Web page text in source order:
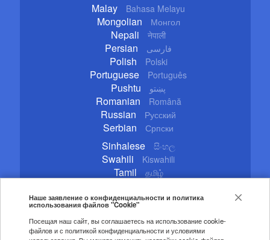
Malay Bahasa Melayu
Mongolian Монгол
Nepali नेपाली
Persian فارسی
Polish Polski
Portuguese Português
Pushtu پښتو
Romanian Română
Russian Русский
Serbian Српски
Sinhalese සිංහල
Swahili Kiswahili
Tamil தமிழ்
Turkish Türkçe
Ukrainian
Urdu اردو
Наше заявление о конфиденциальности и политика
использования файлов "Cookie"
Посещая наш сайт, вы соглашаетесь на использование cookie-
файлов и с политикой конфиденциальности и условиями